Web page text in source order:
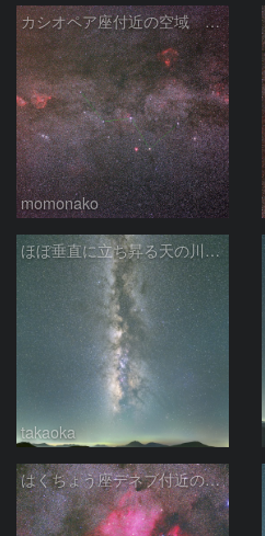
カシオペア座付近の空域 260720
momonako
ほぼ垂直に立ち昇る天の川銀河
takaoka
はくちょう座デネブ付近の空域 260720